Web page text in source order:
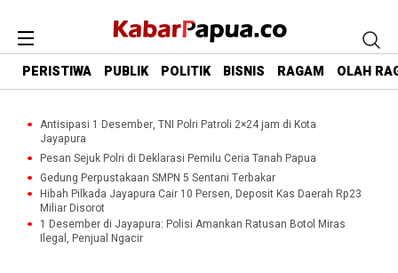
PERISTIWA PUBLIK POLITIK BISNIS RAGAM OLAH
Antisipasi 1 Desember, TNI Polri Patroli 2×24 jam di Kota
Jayapura
Pesan Sejuk Polri di Deklarasi Pemilu Ceria Tanah Papua
Gedung Perpustakaan SMPN 5 Sentani Terbakar
Hibah Pilkada Jayapura Cair 10 Persen, Deposit Kas Daerah Rp23
Miliar Disorot
1 Desember di Jayapura: Polisi Amankan Ratusan Botol Miras
Ilegal, Penjual Ngacir